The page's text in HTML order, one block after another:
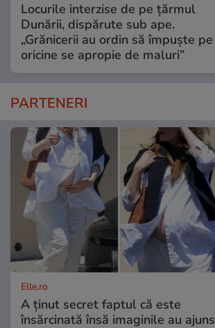
Locurile interzise de pe țărmul
Dunării, dispărute sub ape.
„Grănicerii au ordin să împuște pe
oricine se apropie de maluri”
PARTENERI
Elle.ro
A ținut secret faptul că este
însărcinată însă imaginile au ajuns